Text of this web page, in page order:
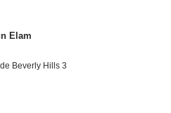
Elam
Beverly Hills 3